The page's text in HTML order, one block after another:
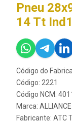
Pneu
14 Tt Ind1
Código do
Código: 2221
Código NCM:
Marca: ALLIANCE
Fabricante: ATC